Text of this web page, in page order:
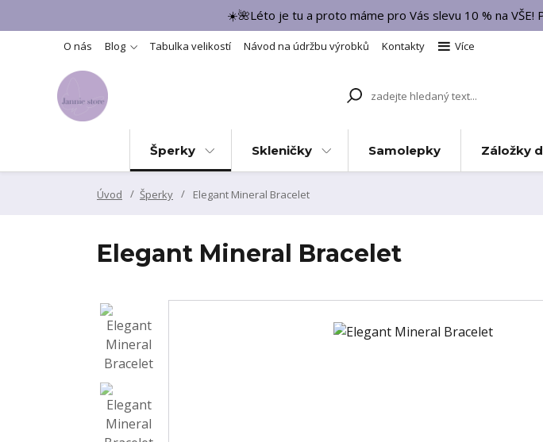
☀️🌺Léto je tu a proto máme pro Vás slevu 10 % na
O nás Blog Tabulka velikostí Návod na údržbu výrobků Kontakty Více
Šperky Skleničky Samolepky Záložky
Úvod Šperky Elegant Mineral Bracelet
Elegant Mineral Bracelet